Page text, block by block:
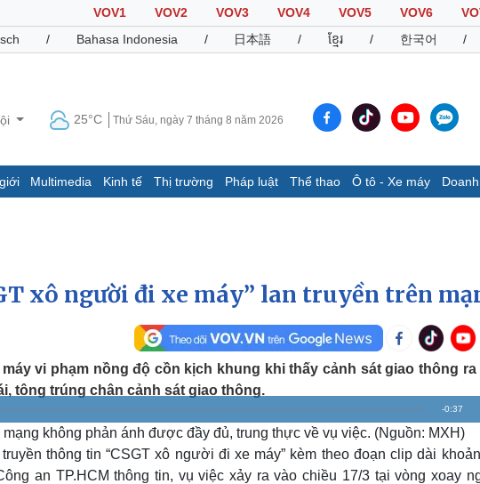
VOV1 VOV2 VOV3 VOV4 VOV5 VOV6
/ Bahasa Indonesia / 日本語 / ខ្មែរ / 한국어 /
25°C Thứ Sáu, ngày 7 tháng 8 năm 2026
Multimedia Kinh tế Thị trường Pháp luật Thể thao Ô tô - Xe máy
VOV
E-Magazine
Infographic
sự - Quốc phòng
tích
Thể thao
Bóng đá
Thế giới thể thao
eSports
Hậu trường
Ô tô - Xe máy
Tư vấn
xô người đi xe máy” lan truyền trên
vi phạm nồng độ cồn kịch khung khi thấy cảnh sát giao thông ra
tông trúng chân cảnh sát giao thông.
R
e
m
-0:37
không phản ánh được đầy đủ, trung thực về vụ việc. (Nguồn: MXH)
thông tin “CSGT xô người đi xe máy” kèm theo đoạn clip dài
an TP.HCM thông tin, vụ việc xảy ra vào chiều 17/3 tại vòng xoay